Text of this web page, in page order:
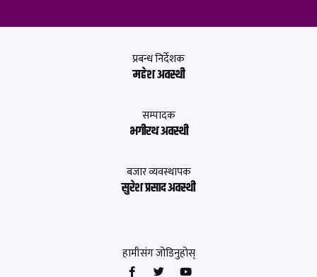
प्रबन्ध निर्देशक
महेश अवस्थी
सम्पादक
भगीरथ अवस्थी
बजार व्यवस्थापक
सुरेश प्रसाद अवस्थी
हामीसंग जोडिनुहोस्